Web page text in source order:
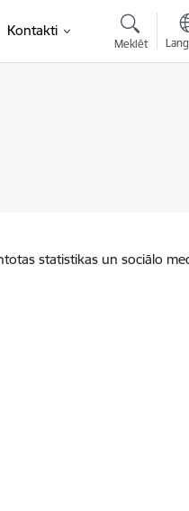
Kontakti
Meklēt
statistikas un sociālo